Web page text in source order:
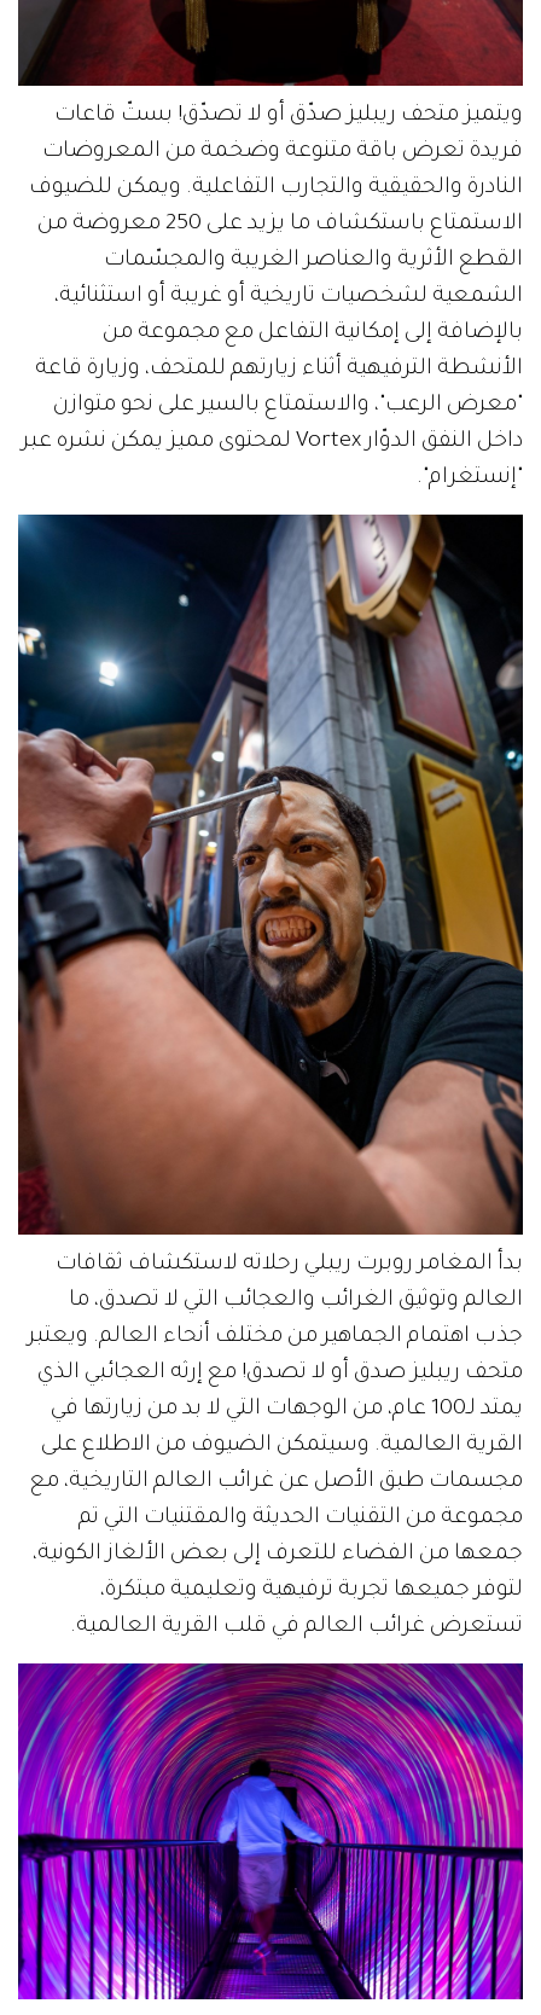
ويتميز متحف ريبليز صدّق أو لا تصدّق! بستّ قاعات
فريدة تعرض باقة متنوعة وضخمة من المعروضات
النادرة والحقيقية والتجارب التفاعلية. ويمكن للضيوف
الاستمتاع باستكشاف ما يزيد على 250 معروضة من
القطع الأثرية والعناصر الغريبة والمجسّمات
الشمعية لشخصيات تاريخية أو غريبة أو استثنائية،
بالإضافة إلى إمكانية التفاعل مع مجموعة من
الأنشطة الترفيهية أثناء زيارتهم للمتحف، وزيارة قاعة
"معرض الرعب"، والاستمتاع بالسير على نحو متوازن
داخل النفق الدوّار Vortex لمحتوى مميز يمكن نشره عبر
"إنستغرام".
بدأ المغامر روبرت ريبلي رحلاته لاستكشاف ثقافات
العالم وتوثيق الغرائب والعجائب التي لا تصدق، ما
جذب اهتمام الجماهير من مختلف أنحاء العالم. ويعتبر
متحف ريبليز صدق أو لا تصدق! مع إرثه العجائبي الذي
يمتد لـ100 عام، من الوجهات التي لا بد من زيارتها في
القرية العالمية. وسيتمكن الضيوف من الاطلاع على
مجسمات طبق الأصل عن غرائب العالم التاريخية، مع
مجموعة من التقنيات الحديثة والمقتنيات التي تم
جمعها من الفضاء للتعرف إلى بعض الألغاز الكونية،
لتوفر جميعها تجربة ترفيهية وتعليمية مبتكرة،
تستعرض غرائب العالم في قلب القرية العالمية.